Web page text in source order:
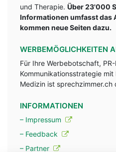
und Therapie. Über 23'000
Informationen umfasst das
kommen neue Seiten dazu.
WERBEMÖGLICHKEITEN
Für Ihre Werbebotschaft,
Kommunikationsstrategie
Medizin ist sprechzimmer.ch
INFORMATIONEN
– Impressum
– Feedback
– Partner